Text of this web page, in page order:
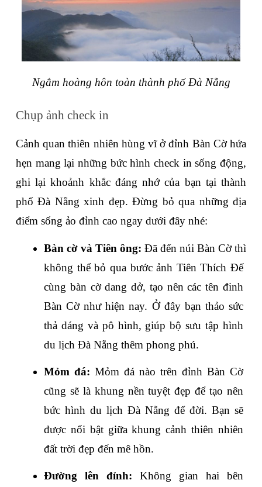
Ngắm hoàng hôn toàn thành phố Đà Nẵng
Chụp ảnh check in
Cảnh quan thiên nhiên hùng vĩ ở đỉnh Bàn Cờ hứa
hẹn mang lại những bức hình check in sống động,
ghi lại khoảnh khắc đáng nhớ của bạn tại thành
phố Đà Nẵng xinh đẹp. Đừng bỏ qua những địa
điểm sống ảo đỉnh cao ngay dưới đây nhé:
Bàn cờ và Tiên ông: Đã đến núi Bàn Cờ thì
không thể bỏ qua bước ảnh Tiên Thích Đế
cùng bàn cờ dang dở, tạo nên các tên đinh
Bàn Cờ như hiện nay. Ở đây bạn thảo sức
thả dáng và pô hình, giúp bộ sưu tập hình
du lịch Đà Nẵng thêm phong phú.
Mỏm đá: Mỏm đá nào trên đỉnh Bàn Cờ
cũng sẽ là khung nền tuyệt đẹp để tạo nên
bức hình du lịch Đà Nẵng để đời. Bạn sẽ
được nổi bật giữa khung cảnh thiên nhiên
đất trời đẹp đến mê hồn.
Đường lên đỉnh: Không gian hai bên